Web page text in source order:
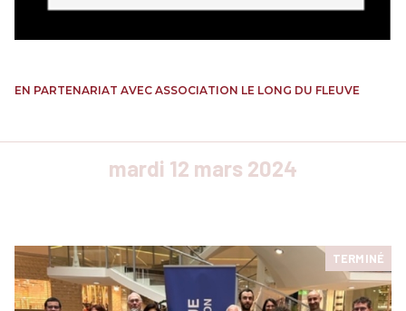
EN PARTENARIAT AVEC ASSOCIATION LE LONG DU FLEUVE
mardi 12 mars 2024
TERMINÉ